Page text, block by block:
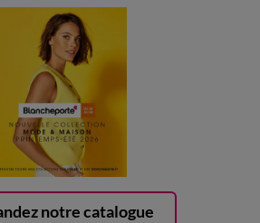
notre catalogue